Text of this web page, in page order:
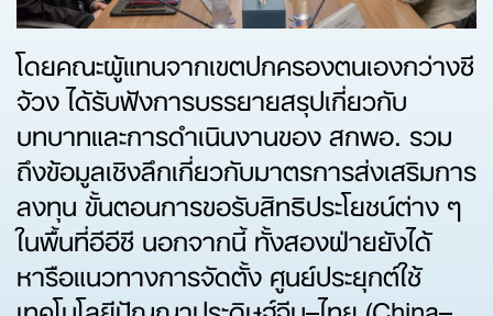
โดยคณะผู้แทนจากเขตปกครองตนเองกว่างซี
จ้วง ได้รับฟังการบรรยายสรุปเกี่ยวกับ
บทบาทและการดำเนินงานของ สกพอ. รวม
ถึงข้อมูลเชิงลึกเกี่ยวกับมาตรการส่งเสริมการ
ลงทุน ขั้นตอนการขอรับสิทธิประโยชน์ต่าง ๆ
ในพื้นที่อีอีซี นอกจากนี้ ทั้งสองฝ่ายยังได้
หารือแนวทางการจัดตั้ง ศูนย์ประยุกต์ใช้